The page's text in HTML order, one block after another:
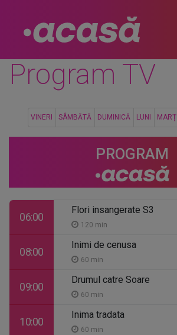
Program TV
VINERI SÂMBĂTĂ DUMINICĂ LUNI MARȚI
PROGRAM
06:00
Flori insangerate S3
120 min
08:00
Inimi de cenusa
60 min
09:00
Drumul catre Soare
60 min
10:00
Inima tradata
60 min